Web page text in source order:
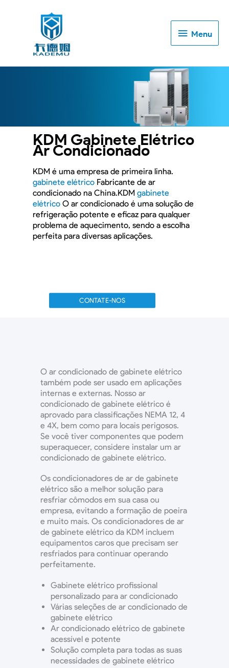
Menu
Menu
KDM Gabinete Elétrico
Ar Condicionado
KDM é uma empresa de primeira linha.
gabinete elétrico Fabricante de ar
condicionado na China.KDM gabinete
elétrico O ar condicionado é uma solução de
refrigeração potente e eficaz para qualquer
problema de aquecimento, sendo a escolha
perfeita para diversas aplicações.
CONTATE-NOS
O ar condicionado de gabinete elétrico
também pode ser usado em aplicações
internas e externas. Nosso ar
condicionado de gabinete elétrico é
aprovado para classificações NEMA 12, 4
e 4X, bem como para locais perigosos.
Se você tiver componentes que podem
superaquecer, considere instalar um ar
condicionado de gabinete elétrico.
Os condicionadores de ar de gabinete
elétrico são a melhor solução para
resfriar cômodos em sua casa ou
empresa, evitando a formação de poeira
e muito mais. Os condicionadores de ar
de gabinete elétrico da KDM incluem
equipamentos caros que precisam ser
resfriados para continuar operando
perfeitamente.
Gabinete elétrico profissional
personalizado para ar condicionado
Várias seleções de ar condicionado de
gabinete elétrico
Ar condicionado elétrico de gabinete
acessível e potente
Solução completa para todas as suas
necessidades de gabinete elétrico